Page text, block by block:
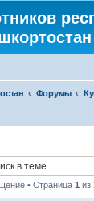
Форумы
• Страница 1 из